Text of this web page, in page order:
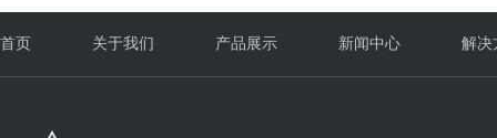
首页 关于我们 产品展示 新闻中心 解决